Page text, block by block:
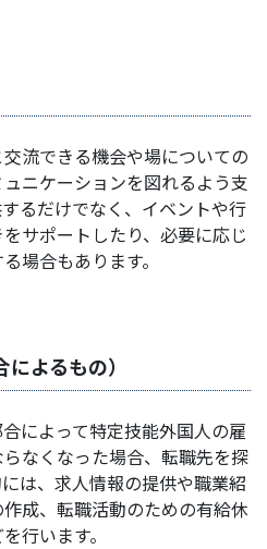
流できる機会や場についての
ニケーションを図れるよう支
るだけでなく、イベントや行
サポートしたり、必要に応じ
場合もあります。
よるもの）
によって特定技能外国人の雇
なくなった場合、転職先を探
は、求人情報の提供や職業紹
成、転職活動のための有給休
行います。